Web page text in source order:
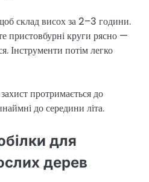
склад висох за 2–3 години.
пристовбурні круги рясно —
Інструменти потім легко
протримається до
до середини літа.
для
дерев